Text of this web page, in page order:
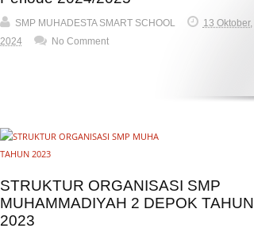
SMP MUHADESTA SMART SCHOOL
13 Oktober,
2024
No Comment
STRUKTUR ORGANISASI SMP
MUHAMMADIYAH 2 DEPOK TAHUN
2023